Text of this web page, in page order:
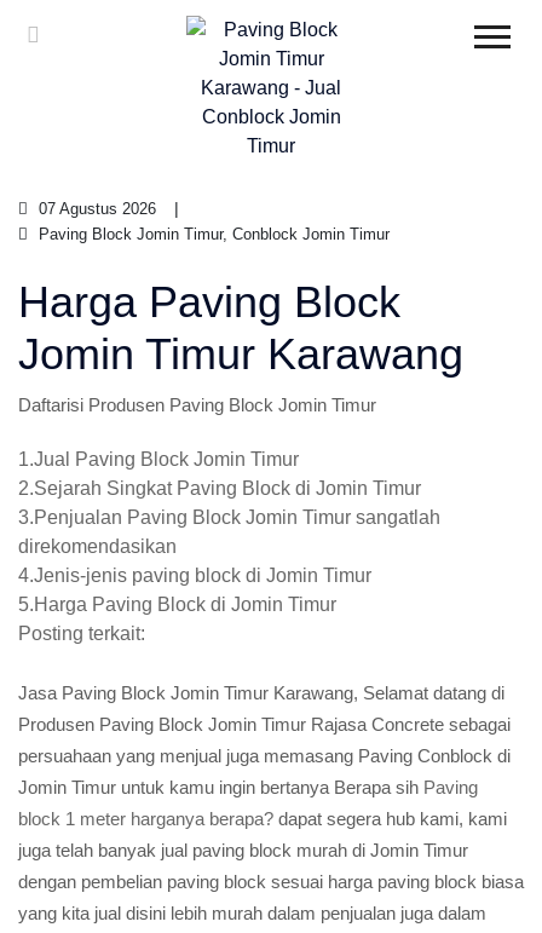
07 Agustus 2026
Paving Block Jomin Timur, Conblock Jomin Timur
Harga Paving Block
Jomin Timur Karawang
Daftarisi Produsen Paving Block Jomin Timur
1.Jual Paving Block Jomin Timur
2.Sejarah Singkat Paving Block di Jomin Timur
3.Penjualan Paving Block Jomin Timur sangatlah
direkomendasikan
4.Jenis-jenis paving block di Jomin Timur
5.Harga Paving Block di Jomin Timur
Posting terkait:
Jasa Paving Block Jomin Timur Karawang, Selamat datang di
Produsen Paving Block Jomin Timur Rajasa Concrete sebagai
persuahaan yang menjual juga memasang Paving Conblock di
Jomin Timur untuk kamu ingin bertanya Berapa sih Paving
block 1 meter harganya berapa? dapat segera hub kami, kami
juga telah banyak jual paving block murah di Jomin Timur
dengan pembelian paving block sesuai harga paving block biasa
yang kita jual disini lebih murah dalam penjualan juga dalam